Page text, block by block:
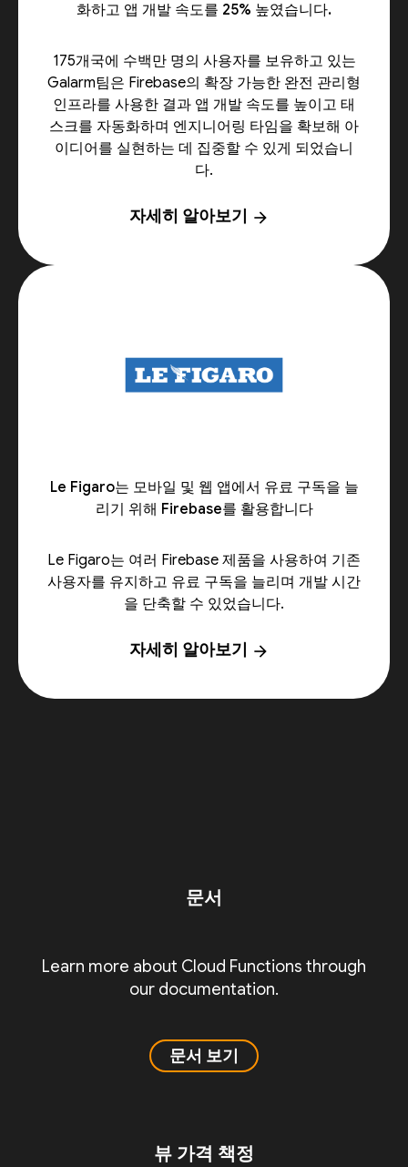
화하고 앱 개발 속도를 25% 높였습니다.
175개국에 수백만 명의 사용자를 보유하고 있는
Galarm팀은 Firebase의 확장 가능한 완전 관리형
인프라를 사용한 결과 앱 개발 속도를 높이고 태
스크를 자동화하며 엔지니어링 타임을 확보해 아
이디어를 실현하는 데 집중할 수 있게 되었습니
다.
자세히 알아보기 arrow_forward
Le Figaro는 모바일 및 웹 앱에서 유료 구독을 늘
리기 위해 Firebase를 활용합니다
Le Figaro는 여러 Firebase 제품을 사용하여 기존
사용자를 유지하고 유료 구독을 늘리며 개발 시간
을 단축할 수 있었습니다.
자세히 알아보기 arrow_forward
문서
Learn more about Cloud Functions through
our documentation.
문서 보기
뷰 가격 책정